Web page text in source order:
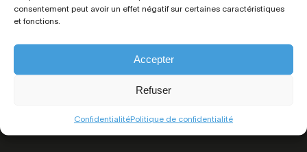
consentement peut avoir un effet négatif sur certaines caractéristiques
et fonctions.
Accepter
Refuser
ConfidentialitéPolitique de confidentialité